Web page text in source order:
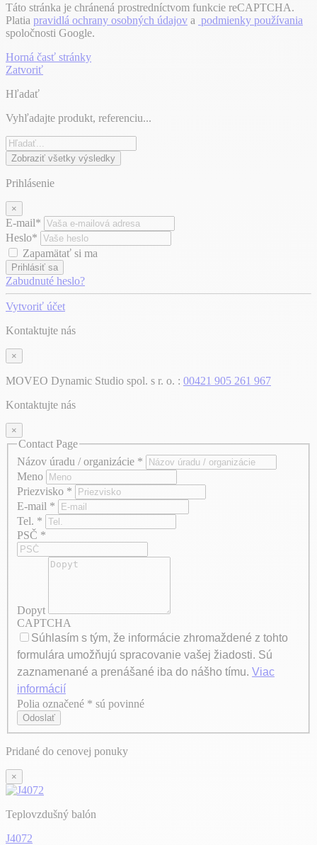
Táto stránka je chránená prostredníctvom funkcie reCAPTCHA.
Platia pravidlá ochrany osobných údajov a podmienky používania
spoločnosti Google.
Horná časť stránky
Zatvoriť
Hľadať
Vyhľadajte produkt, referenciu...
Zobraziť všetky výsledky
Prihlásenie
×
E-mail*
Heslo*
Zapamätať si ma
Prihlásiť sa
Zabudnuté heslo?
Vytvoriť účet
Kontaktujte nás
×
MOVEO Dynamic Studio spol. s r. o. : 00421 905 261 967
Kontaktujte nás
×
Contact Page
Názov úradu / organizácie *
Meno
Priezvisko *
E-mail *
Tel. *
PSČ *
Dopyt
CAPTCHA
Súhlasím s tým, že informácie zhromaždené z tohto
formulára umožňujú spracovanie vašej žiadosti. Sú
zaznamenané a prenášané iba do nášho tímu. Viac
informácií
Axeptio consent
Polia označené * sú povinné
Odoslať
Pridané do cenovej ponuky
×
Teplovzdušný balón
J4072